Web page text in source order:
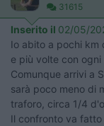
31615
Inserito il 02/05/
Io abito a pochi km
e più volte con
Comunque arrivi a
sarà poco meno di
traforo, circa 1/4
Il confronto va